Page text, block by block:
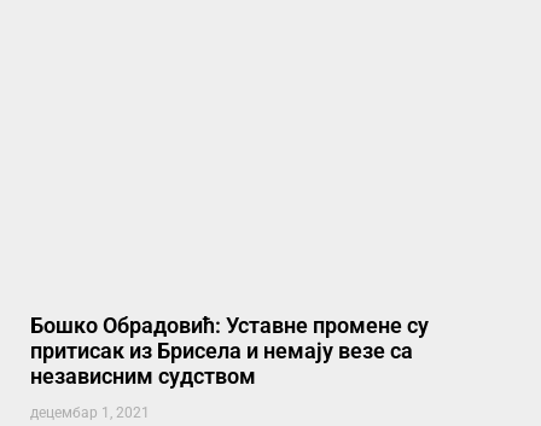
Бошко Обрадовић: Уставне промене су
притисак из Брисела и немају везе са
независним судством
децембар 1, 2021